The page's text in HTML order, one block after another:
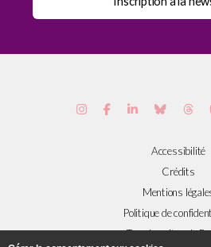
Accessibilité
Crédits
Mentions
Politique de
Tous les sites de